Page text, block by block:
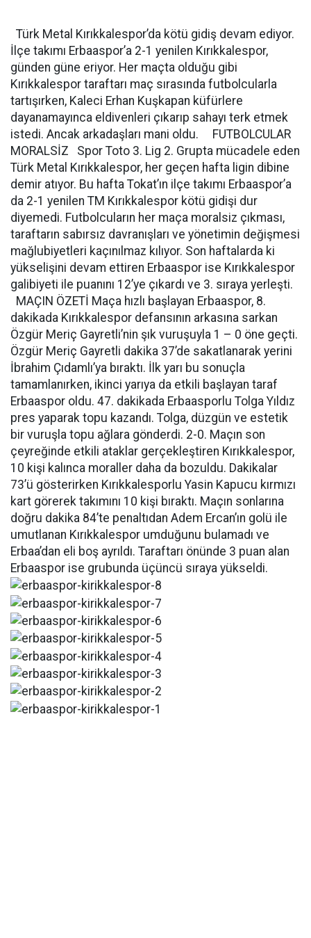
Türk Metal Kırıkkalespor’da kötü gidiş devam ediyor.
İlçe takımı Erbaaspor’a 2-1 yenilen Kırıkkalespor,
günden güne eriyor. Her maçta olduğu gibi
Kırıkkalespor taraftarı maç sırasında futbolcularla
tartışırken, Kaleci Erhan Kuşkapan küfürlere
dayanamayınca eldivenleri çıkarıp sahayı terk etmek
istedi. Ancak arkadaşları mani oldu. FUTBOLCULAR
MORALSİZ Spor Toto 3. Lig 2. Grupta mücadele eden
Türk Metal Kırıkkalespor, her geçen hafta ligin dibine
demir atıyor. Bu hafta Tokat’ın ilçe takımı Erbaaspor’a
da 2-1 yenilen TM Kırıkkalespor kötü gidişi dur
diyemedi. Futbolcuların her maça moralsiz çıkması,
taraftarın sabırsız davranışları ve yönetimin değişmesi
mağlubiyetleri kaçınılmaz kılıyor. Son haftalarda ki
yükselişini devam ettiren Erbaaspor ise Kırıkkalespor
galibiyeti ile puanını 12’ye çıkardı ve 3. sıraya yerleşti.
MAÇIN ÖZETİ Maça hızlı başlayan Erbaaspor, 8.
dakikada Kırıkkalespor defansının arkasına sarkan
Özgür Meriç Gayretli’nin şık vuruşuyla 1 – 0 öne geçti.
Özgür Meriç Gayretli dakika 37’de sakatlanarak yerini
İbrahim Çıdamlı’ya bıraktı. İlk yarı bu sonuçla
tamamlanırken, ikinci yarıya da etkili başlayan taraf
Erbaaspor oldu. 47. dakikada Erbaasporlu Tolga Yıldız
pres yaparak topu kazandı. Tolga, düzgün ve estetik
bir vuruşla topu ağlara gönderdi. 2-0. Maçın son
çeyreğinde etkili ataklar gerçekleştiren Kırıkkalespor,
10 kişi kalınca moraller daha da bozuldu. Dakikalar
73’ü gösterirken Kırıkkalesporlu Yasin Kapucu kırmızı
kart görerek takımını 10 kişi bıraktı. Maçın sonlarına
doğru dakika 84’te penaltıdan Adem Ercan’ın golü ile
umutlanan Kırıkkalespor umduğunu bulamadı ve
Erbaa’dan eli boş ayrıldı. Taraftarı önünde 3 puan alan
Erbaaspor ise grubunda üçüncü sıraya yükseldi.